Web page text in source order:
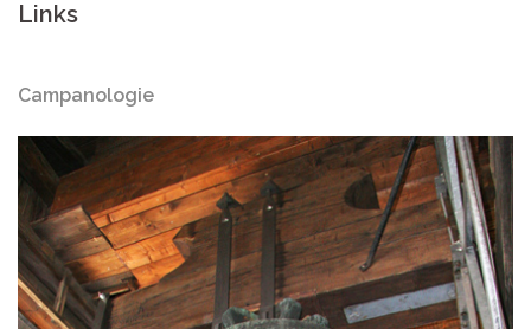
Links
Campanologie